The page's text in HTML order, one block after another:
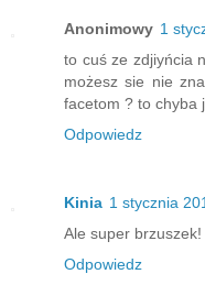
Anonimowy 1
to cuś ze zdjiyńcia
możesz sie nie
facetom ? to chyba
Odpowiedz
Kinia 1 stycznia
Ale super
Odpowiedz